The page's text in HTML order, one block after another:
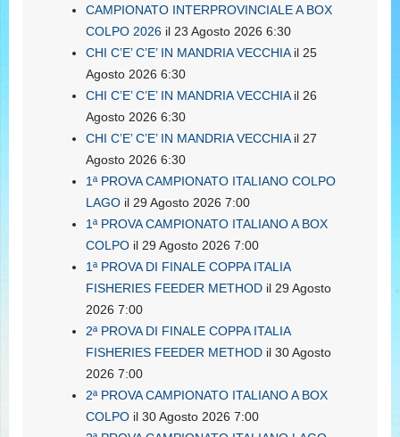
CAMPIONATO INTERPROVINCIALE A BOX
COLPO 2026 il 23 Agosto 2026 6:30
CHI C’E’ C’E’ IN MANDRIA VECCHIAil 25
Agosto 2026 6:30
CHI C’E’ C’E’ IN MANDRIA VECCHIAil 26
Agosto 2026 6:30
CHI C’E’ C’E’ IN MANDRIA VECCHIAil 27
Agosto 2026 6:30
1ª PROVA CAMPIONATO ITALIANO COLPO
LAGO il 29 Agosto 2026 7:00
1ª PROVA CAMPIONATO ITALIANO A BOX
COLPO il 29 Agosto 2026 7:00
1ª PROVA DI FINALE COPPA ITALIA
FISHERIES FEEDER METHOD il 29 Agosto
2026 7:00
2ª PROVA DI FINALE COPPA ITALIA
FISHERIES FEEDER METHOD il 30 Agosto
2026 7:00
2ª PROVA CAMPIONATO ITALIANO A BOX
COLPO il 30 Agosto 2026 7:00